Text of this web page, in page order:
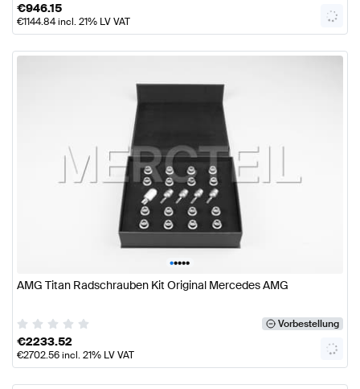
€946.15
€1144.84incl. 21% LV VAT
•••••
AMG Titan Radschrauben Kit Original Mercedes AMG
Vorbestellung
€2233.52
€2702.56incl. 21% LV VAT